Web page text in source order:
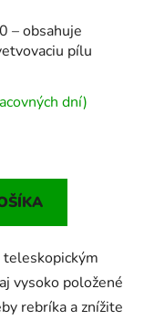
– obsahuje
pílu
dní)
vysoko položené
rebríka a znížite